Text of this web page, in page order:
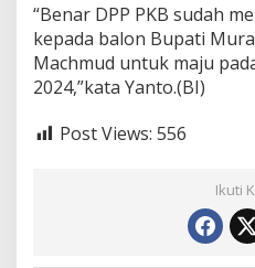
“Benar DPP PKB sudah
kepada balon Bupati
Machmud untuk maju
2024,”kata Yanto.(BI)
Post Views: 556
Ikuti